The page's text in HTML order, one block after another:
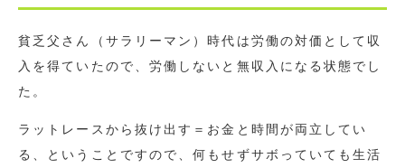
貧乏父さん（サラリーマン）時代は労働の対価として収
入を得ていたので、労働しないと無収入になる状態でし
た。
ラットレースから抜け出す＝お金と時間が両立してい
る、ということですので、何もせずサボっていても生活